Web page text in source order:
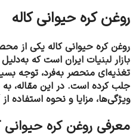
روغن کره حیوانی کاله
روغن کره حیوانی کاله یکی از
بازار لبنیات ایران است که
تغذیه‌ای منحصر به‌فرد، توجه
جلب کرده است. در این مقاله،
ویژگی‌ها، مزایا و نحوه استفاده
معرفی روغن کره حیوانی